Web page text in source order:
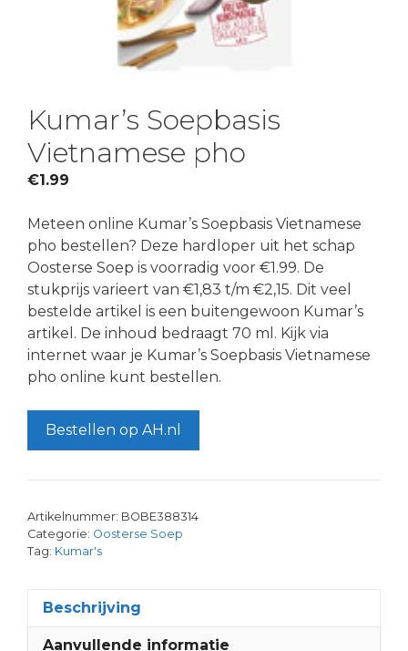
Kumar’s Soepbasis
Vietnamese pho
€1.99
Meteen online Kumar’s Soepbasis Vietnamese
pho bestellen? Deze hardloper uit het schap
Oosterse Soep is voorradig voor €1.99. De
stukprijs varieert van €1,83 t/m €2,15. Dit veel
bestelde artikel is een buitengewoon Kumar’s
artikel. De inhoud bedraagt 70 ml. Kijk via
internet waar je Kumar’s Soepbasis Vietnamese
pho online kunt bestellen.
Bestellen op AH.nl
Artikelnummer: BOBE388314
Categorie: Oosterse Soep
Tag: Kumar's
Beschrijving
Aanvullende informatie